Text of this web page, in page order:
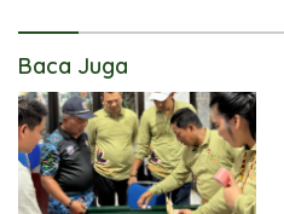
Baca Juga